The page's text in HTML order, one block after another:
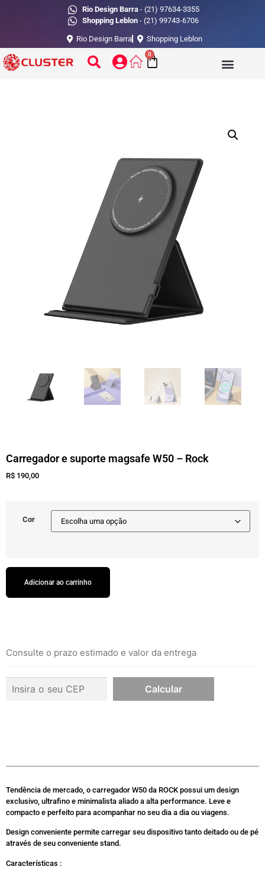
Rio Design Barra- (21) 97634-3355
Shopping Leblon - (21) 99743-6706
Rio Design Barra Shopping Leblon
0
Carregador e suporte magsafe W50 – Rock
R$ 190,00
Cor
Adicionar ao carrinho
Consulte o prazo estimado e valor da entrega
Tendência de mercado, o carregador W50 da ROCK possui um design
exclusivo, ultrafino e minimalista aliado a alta performance. Leve e
compacto e perfeito para acompanhar no seu dia a dia ou viagens.
Design conveniente permite carregar seu dispositivo tanto deitado ou de pé
através de seu conveniente stand.
Características :